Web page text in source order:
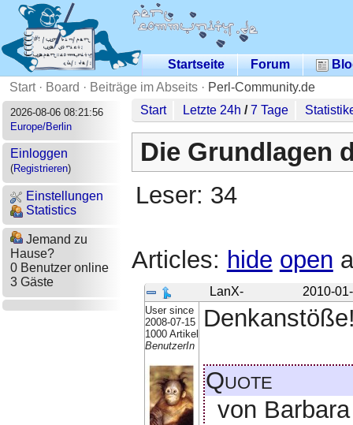
Startseite Forum
Start· Board · Beiträge im Abseits · Perl-Community.de
2026-08-06 08:21:56
Europe/Berlin
Einloggen
(Registrieren)
Einstellungen
Statistics
Jemand zu
Hause?
0 Benutzer online
3 Gäste
Start Letzte 24h /7 Tage
Die Grundlagen
Leser: 34
Articles: hide open
LanX- 2010-
User since
2008-07-15
1000 Artikel
BenutzerIn
Quote
von